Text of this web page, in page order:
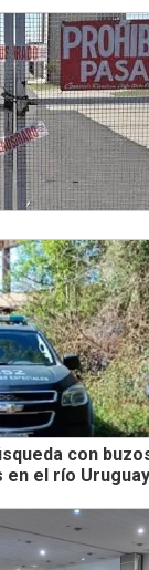
con
en el río Uruguay